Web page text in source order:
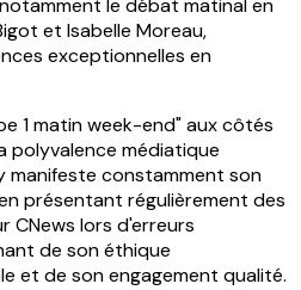
le débat matinal en
et Isabelle Moreau,
exceptionnelles en
1 matin week-end" aux côtés
polyvalence médiatique
manifeste constamment son
présentant régulièrement des
CNews lors d'erreurs
de son éthique
et de son engagement qualité.